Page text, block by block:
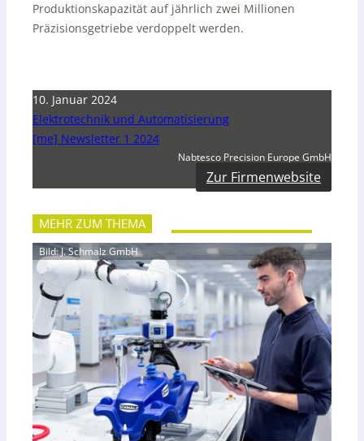
Produktionskapazität auf jährlich zwei Millionen
Präzisionsgetriebe verdoppelt werden.
10. Januar 2024
Elektrotechnik und Automatisierung
[me] Newsletter 1 2024
Nabtesco Precision Europe GmbH
Zur Firmenwebsite
MEHR ZUM THEMA
Bild: J. Schmalz GmbH